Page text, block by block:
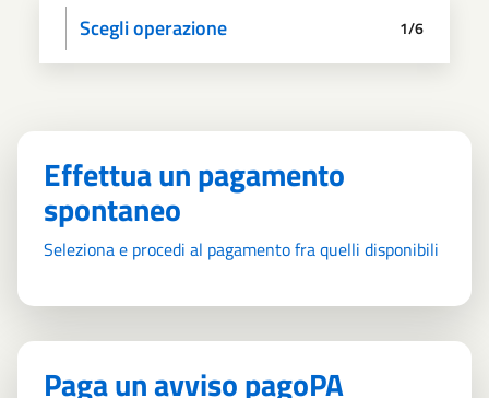
Scegli operazione
Informativa privacy
Scegli il pagamento
Dati anagrafici
Paga
Riepilogo 1/6
Effettua un pagamento
spontaneo
Seleziona e procedi al pagamento fra quelli disponibili
Paga un avviso pagoPA